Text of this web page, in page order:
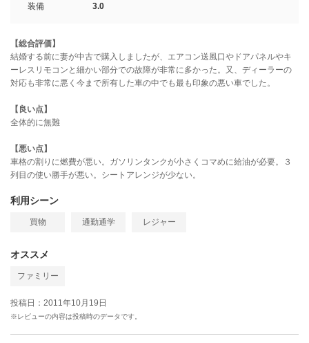
装備
3.0
【総合評価】
結婚する前に妻が中古で購入しましたが、エアコン送風口やドアパネルやキ
ーレスリモコンと細かい部分での故障が非常に多かった。又、ディーラーの
対応も非常に悪く今まで所有した車の中でも最も印象の悪い車でした。
【良い点】
全体的に無難
【悪い点】
車格の割りに燃費が悪い。ガソリンタンクが小さくコマめに給油が必要。３
列目の使い勝手が悪い。シートアレンジが少ない。
利用シーン
買物 通勤通学 レジャー
オススメ
ファミリー
投稿日：2011年10月19日
※レビューの内容は投稿時のデータです。